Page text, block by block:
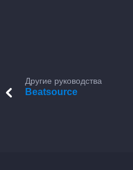
Другие руководства
Beatsource